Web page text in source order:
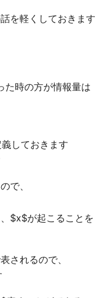
を軽くしておきます
た時の方が情報量は
しておきます
で、
$x$が起こることを
されるので、